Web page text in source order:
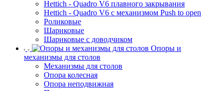
Hettich - Quadro V6 плавного закрывания
Hettich - Quadro V6 с механизмом Push to open
Роликовые
Шариковые
Шариковые с доводчиком
Опоры и
механизмы для столов
Механизмы для столов
Опора колесная
Опора неподвижная